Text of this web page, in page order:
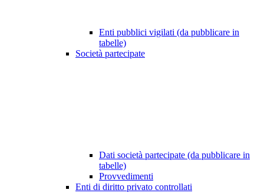
Enti pubblici vigilati (da pubblicare in
tabelle)
Società partecipate
Dati società partecipate (da pubblicare in
tabelle)
Provvedimenti
Enti di diritto privato controllati